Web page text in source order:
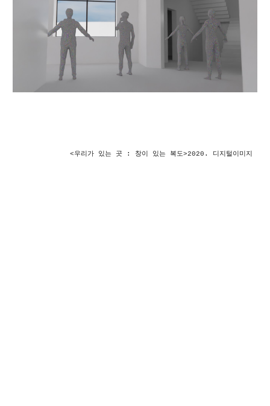
<우리가 있는 곳 : 창이 있는 복도>2020. 디지털이미지